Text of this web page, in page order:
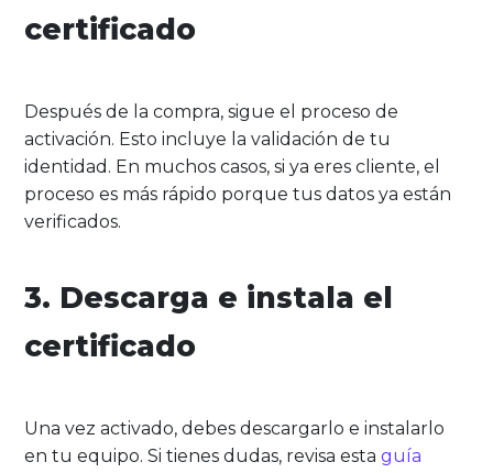
certificado
Después de la compra, sigue el proceso de
activación. Esto incluye la validación de tu
identidad. En muchos casos, si ya eres cliente, el
proceso es más rápido porque tus datos ya están
verificados.
3. Descarga e instala el
certificado
Una vez activado, debes descargarlo e instalarlo
en tu equipo. Si tienes dudas, revisa estaguía